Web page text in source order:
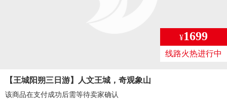
¥1699
线路火热进行中
【王城阳朔三日游】人文王城，奇观象山
该商品在支付成功后需等待卖家确认